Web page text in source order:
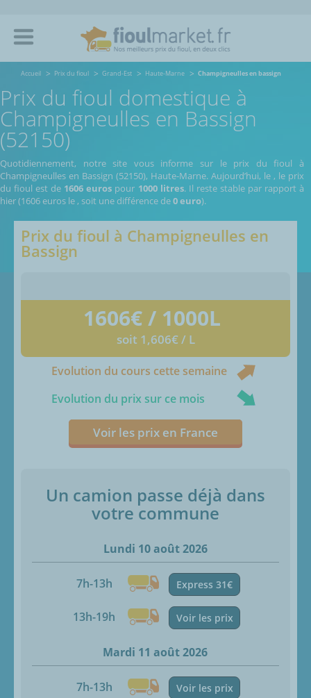
Accueil Prix du fioul Grand-Est Haute-Marne Champigneulles en bassign
Prix du fioul domestique à
Champigneulles en Bassign
(52150)
Quotidiennement, notre site vous informe sur le prix du fioul à
Champigneulles en Bassign (52150), Haute-Marne. Aujourd’hui, le , le prix
du fioul est de 1606 euros pour 1000 litres. Il reste stable par rapport à
hier (1606 euros le, soit une différence de0 euro).
Prix du fioul à Champigneulles en
Bassign
1606€ / 1000L
soit 1,606€ / L
Evolution du cours cette semaine
Evolution du prix sur ce mois
Voir les prix en France
Un camion passe déjà dans
votre commune
Lundi 10 août 2026
7h-13h Express 31€
13h-19h Voir les prix
Mardi 11 août 2026
7h-13h Voir les prix